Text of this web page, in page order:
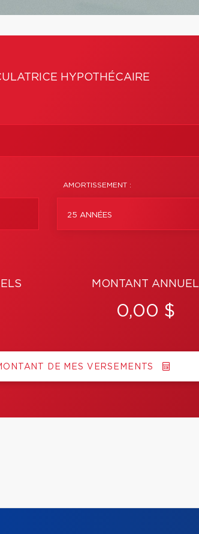
HYPOTHÉCAIRE
AMORTISSEMENT :
25 ANNÉES
MONTANT ANNUEL
0,00 $
DE MES VERSEMENTS